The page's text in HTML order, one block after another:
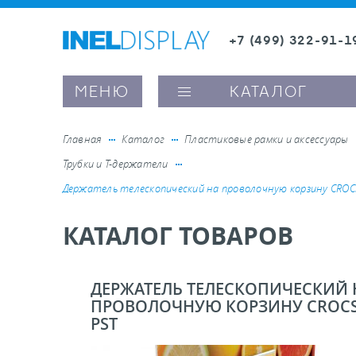
+7 (499) 322-91-
Заказать звонок
МЕНЮ КАТАЛОГ
ценникодержатели
полочного пространства
вывесок и шелфтокеры
оборудование, комплектующие
Главная Каталог
Пластиковые рамки и аксессуары
Трубки и Т-держатели
Держатель телескопический на проволочную корзину
КАТАЛОГ ТОВАРОВ
ДЕРЖАТЕЛЬ ТЕЛЕСКОПИЧЕСКИЙ
ПРОВОЛОЧНУЮ КОРЗИНУ
PST